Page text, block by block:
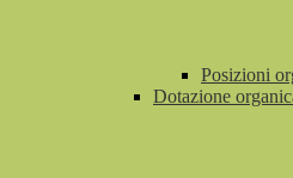
Posizioni
Dotazione